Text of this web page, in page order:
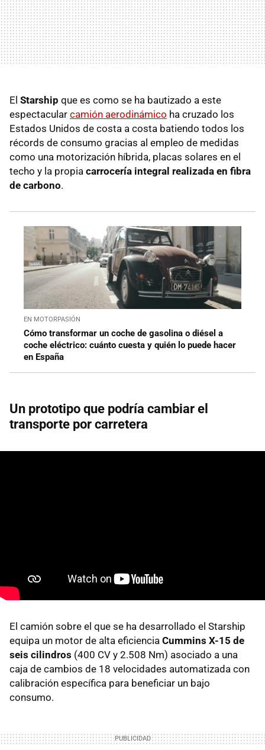
El Starship que es como se ha bautizado a este
espectacular camión aerodinámico ha cruzado los
Estados Unidos de costa a costa batiendo todos los
récords de consumo gracias al empleo de medidas
como una motorización híbrida, placas solares en el
techo y la propia carrocería integral realizada en fibra
de carbono.
EN MOTORPASIÓN
Cómo transformar un coche de gasolina o diésel a
coche eléctrico: cuánto cuesta y quién lo puede hacer
en España
Un prototipo que podría cambiar el
transporte por carretera
El camión sobre el que se ha desarrollado el Starship
equipa un motor de alta eficiencia Cummins X-15 de
seis cilindros (400 CV y 2.508 Nm) asociado a una
caja de cambios de 18 velocidades automatizada con
calibración específica para beneficiar un bajo
consumo.